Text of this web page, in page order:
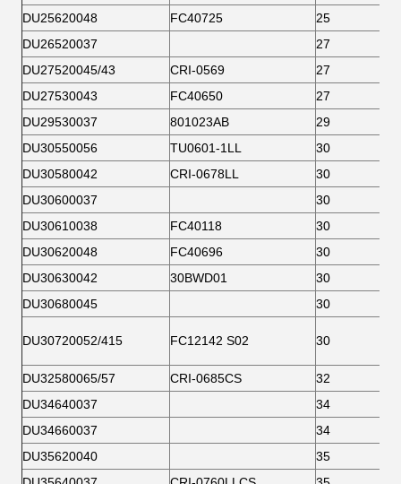
DU25620048
FC40725
25
DU26520037
27
DU27520045/43
CRI-0569
27
DU27530043
FC40650
27
DU29530037
801023AB
29
DU30550056
TU0601-1LL
30
DU30580042
CRI-0678LL
30
DU30600037
30
DU30610038
FC40118
30
DU30620048
FC40696
30
DU30630042
30BWD01
30
DU30680045
30
DU30720052/415 FC12142 S02 30
DU32580065/57 CRI-0685CS
32
DU34640037
34
DU34660037
34
DU35620040
35